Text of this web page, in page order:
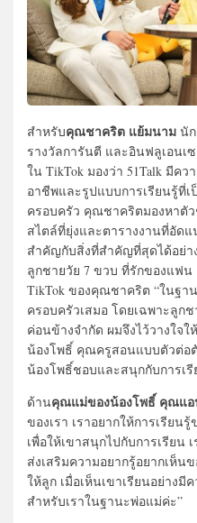
สำหรับคุณชาคริต แย้มนาม นั
รางวัลการันตี และอินฟลูเอนเซ
ใน TikTok มองว่า 51Talk มีค
อาชีพและรูปแบบการเรียนรู้ที่
ครอบครัว คุณชาคริตมองหาตั
สไตล์ที่ยุ่งและตารางงานที่อัด
สำคัญกับสิ่งที่สำคัญที่สุดได้อย่า
ลูกชายวัย 7 ขวบ ที่รักของแฟน
TikTok ของคุณชาคริต “ในฐา
ครอบครัวเสมอ โดยเฉพาะลูก
ค่อนข้างจำกัด ผมจึงไว้วางใจ
น้องโพธิ์ คุณครูสอนแบบตัวต่อตั
น้องโพธิ์ชอบและสนุกกับการเ
ด้านคุณแม่ของน้องโพธิ์ คุณแอ
ของเรา เราอยากให้การเรียน
เพื่อให้เขาสนุกไปกับการเรียน
ส่งเสริมความอยากรู้อยากเห็น
ให้ลูก เมื่อเห็นเขาเรียนอย่าง
สำหรับเราในฐานะพ่อแม่ค่ะ”